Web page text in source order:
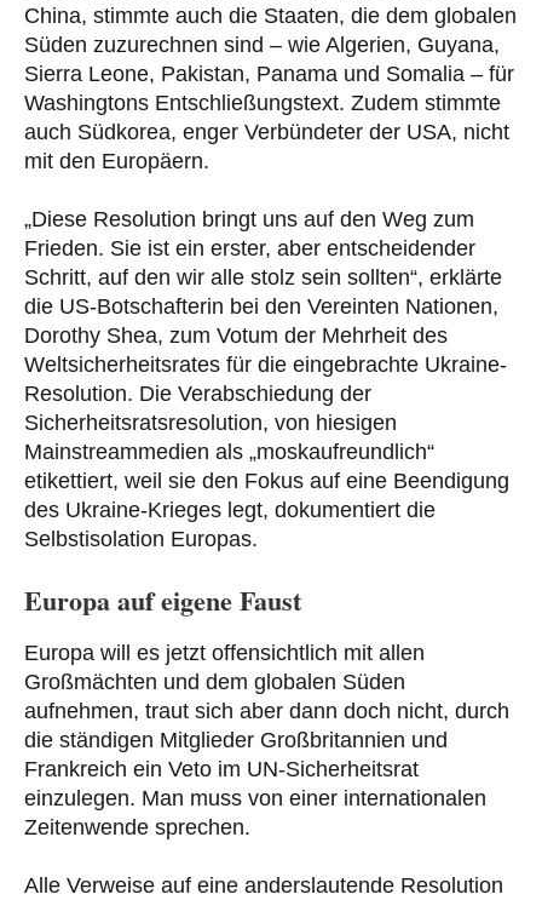
China, stimmte auch die Staaten, die dem globalen
Süden zuzurechnen sind – wie Algerien, Guyana,
Sierra Leone, Pakistan, Panama und Somalia – für
Washingtons Entschließungstext. Zudem stimmte
auch Südkorea, enger Verbündeter der USA, nicht
mit den Europäern.
„Diese Resolution bringt uns auf den Weg zum
Frieden. Sie ist ein erster, aber entscheidender
Schritt, auf den wir alle stolz sein sollten“, erklärte
die US-Botschafterin bei den Vereinten Nationen,
Dorothy Shea, zum Votum der Mehrheit des
Weltsicherheitsrates für die eingebrachte Ukraine-
Resolution. Die Verabschiedung der
Sicherheitsratsresolution, von hiesigen
Mainstreammedien als „moskaufreundlich“
etikettiert, weil sie den Fokus auf eine Beendigung
des Ukraine-Krieges legt, dokumentiert die
Selbstisolation Europas.
Europa auf eigene Faust
Europa will es jetzt offensichtlich mit allen
Großmächten und dem globalen Süden
aufnehmen, traut sich aber dann doch nicht, durch
die ständigen Mitglieder Großbritannien und
Frankreich ein Veto im UN-Sicherheitsrat
einzulegen. Man muss von einer internationalen
Zeitenwende sprechen.
Alle Verweise auf eine anderslautende Resolution